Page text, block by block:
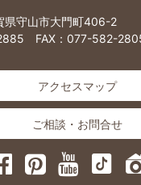
守山市大門町406-2
FAX：077-582-
アクセスマップ
ご相談・お問合せ